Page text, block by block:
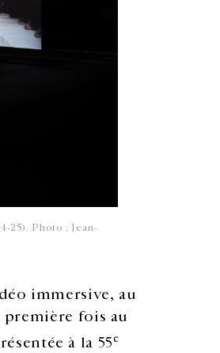
25). Photo : Jean-
immersive, au
fois au
à la 55e